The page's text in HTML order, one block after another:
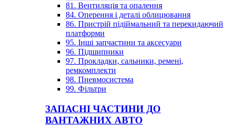
81. Вентиляція та опалення
84. Оперення і деталі облицювання
86. Пристрій підіймальний та перекидаючий
платформи
95. Інші запчастини та аксесуари
96. Підшипники
97. Прокладки, сальники, ремені,
ремкомплекти
98. Пневмосистема
99. Фільтри
ЗАПАСНІ ЧАСТИНИ ДО
ВАНТАЖНИХ АВТО